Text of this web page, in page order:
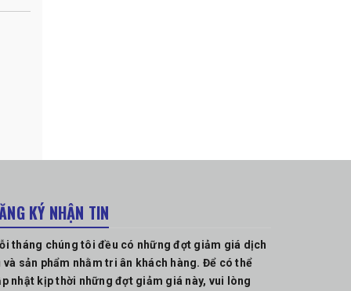
KÝ NHẬN TIN
tháng chúng tôi đều có những đợt giảm giá dịch
và sản phẩm nhằm tri ân khách hàng. Để có thể
nhật kịp thời những đợt giảm giá này, vui lòng